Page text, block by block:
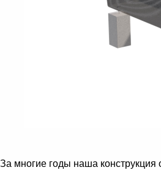
За многие годы наша конструкция